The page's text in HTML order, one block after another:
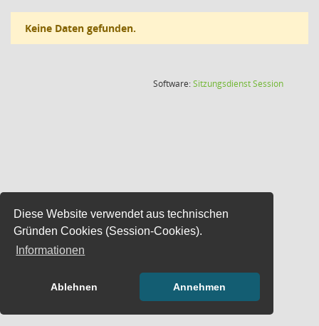
Diese Website verwendet aus technischen
Gründen Cookies (Session-Cookies).
Informationen
Ablehnen Annehmen
Keine Daten gefunden.
Software:SitzungsdienstSession(Wird in